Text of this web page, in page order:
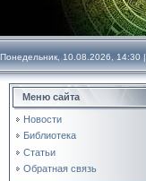
Понедельник, 10.08.2026, 14:30 |
Меню сайта
Новости
Библиотека
Статьи
Обратная связь